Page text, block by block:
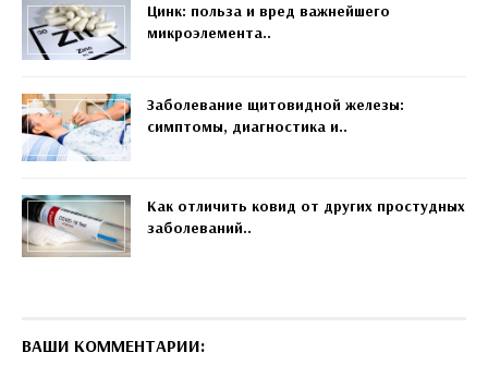
Цинк: польза и вред важнейшего
микроэлемента..
Заболевание щитовидной железы:
симптомы, диагностика и..
Как отличить ковид от других простудных
заболеваний..
ВАШИ КОММЕНТАРИИ: